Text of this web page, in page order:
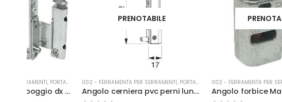
PRENOTABILE
002 - FERRAMENTA PER SERRAMENTI,PORTA-FINESTRA
Angolo cerniera pvc perni lunghi mm.23 D.5 argento 52479
PRENOTABILE
002 - FERRAMENTA PER SERRAMENTI,PORTA-FINESTRA
Angolo forbice Maico AB20 arg M54718